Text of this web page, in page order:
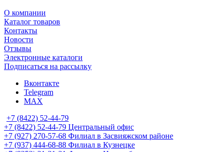
О компании
Каталог товаров
Контакты
Новости
Отзывы
Электронные каталоги
Подписаться на рассылку
Вконтакте
Telegram
MAX
+7 (8422) 52-44-79
+7 (8422) 52-44-79 Центральный офис
+7 (927) 270-57-68 Филиал в Засвияжском районе
+7 (937) 444-68-88 Филиал в Кузнецке